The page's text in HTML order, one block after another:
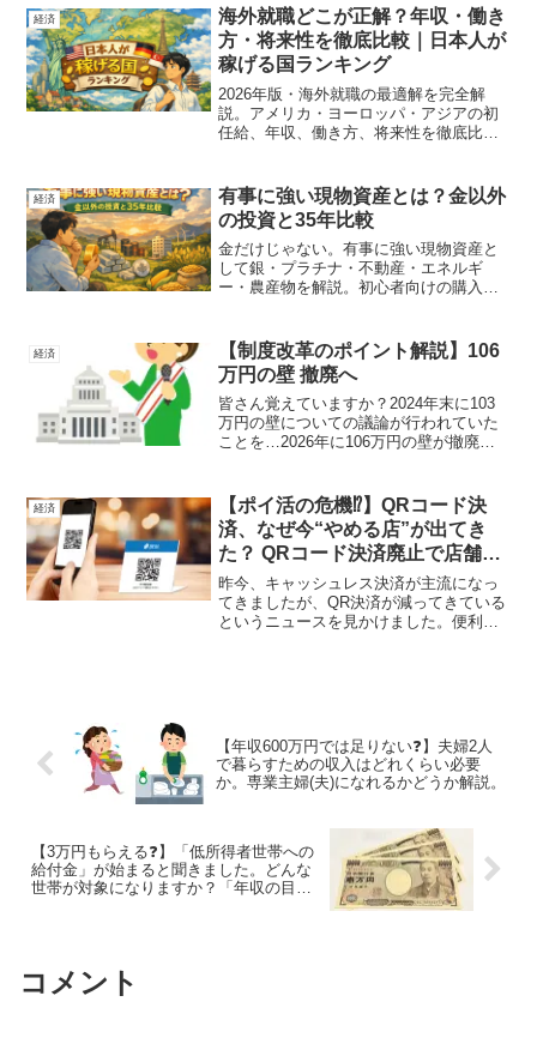
リー向けにわかりやすく解説します。
経済
海外就職どこが正解？年収・働き
方・将来性を徹底比較｜日本人が
稼げる国ランキング
2026年版・海外就職の最適解を完全解
説。アメリカ・ヨーロッパ・アジアの初
任給、年収、働き方、将来性を徹底比
外で働きたい人は必読。
経済
有事に強い現物資産とは？金以外
の投資と35年比較
金だけじゃない。有事に強い現物資産と
して銀・プラチナ・不動産・エネルギ
ー・農産物を解説。初心者向けの購入方
経済
【制度改革のポイント解説】106
万円の壁 撤廃へ
皆さん覚えていますか？2024年末に103
万円の壁についての議論が行われていた
ことを…2026年に106万円の壁が撤廃さ
によるメリット、デメリットを解説して
います。
経済
【ポイ活の危機⁉】QRコード決
済、なぜ今“やめる店”が出てき
た？ QRコード決済廃止で店舗が
得る利点とは
昨今、キャッシュレス決済が主流になっ
てきましたが、QR決済が減ってきている
というニュースを見かけました。便利か
【年収600万円では足りない❓】夫婦2人
で暮らすための収入はどれくらい必要
か。専業主婦(夫)になれるかどうか解説。
【3万円もらえる❓】「低所得者世帯への
給付金」が始まると聞きました。どんな
世帯が対象になりますか？「年収の目
コメント